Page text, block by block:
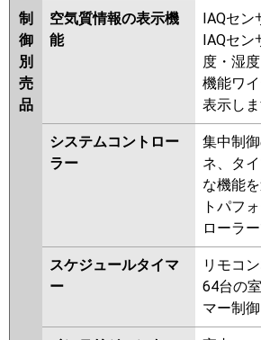
制
御
別
売
品
空気質情報の表示機
能
IAQセン
IAQセ
度・湿
機能ワ
表示しま
システムコントロー
ラー
集中制
ネ、タ
な機能
トパフ
ローラー
スケジュールタイマ
ー
リモコ
64台の
マー制御